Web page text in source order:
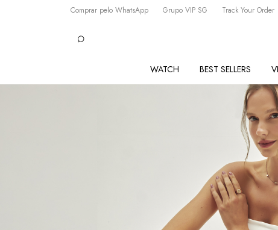
Comprar pelo WhatsApp Grupo VIP SG Track Your Order
WATCH BEST SELLERS